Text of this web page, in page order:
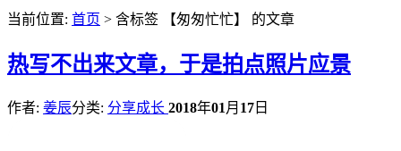
当前位置: 首页 > 含标签 【匆匆忙忙】 的文章
热写不出来文章，于是拍点照片应景
作者: 姜辰分类: 分享成长 2018年01 月 17 日